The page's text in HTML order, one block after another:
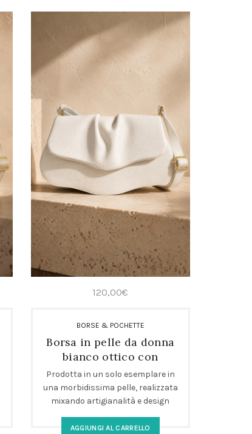
sofisticato per tutte le occasioni.
120,00€
BORSE & POCHETTE
Borsa in pelle da donna
bianco ottico con
tracolla regolabile
Prodotta in un solo esemplare in
una morbidissima pelle, realizzata
mixando artigianalità e design
artigianale, perfetta per look
AGGIUNGI AL CARRELLO